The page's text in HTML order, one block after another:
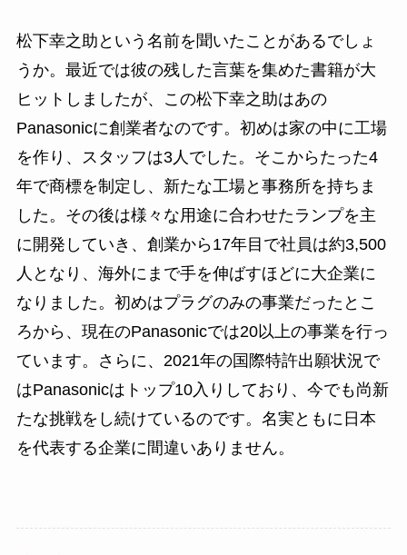
松下幸之助という名前を聞いたことがあるでしょ
うか。最近では彼の残した言葉を集めた書籍が大
ヒットしましたが、この松下幸之助はあの
Panasonicに創業者なのです。初めは家の中に工場
を作り、スタッフは3人でした。そこからたった4
年で商標を制定し、新たな工場と事務所を持ちま
した。その後は様々な用途に合わせたランプを主
に開発していき、創業から17年目で社員は約3,500
人となり、海外にまで手を伸ばすほどに大企業に
なりました。初めはプラグのみの事業だったとこ
ろから、現在のPanasonicでは20以上の事業を行っ
ています。さらに、2021年の国際特許出願状況で
はPanasonicはトップ10入りしており、今でも尚新
たな挑戦をし続けているのです。名実ともに日本
を代表する企業に間違いありません。